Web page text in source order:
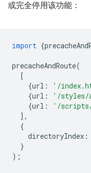
或完全停用该功能：
import {
precacheAndRoute(
[
{url : '/
{url : '/styles/
{url : '/scripts/
],
{
directoryIndex :
}
);